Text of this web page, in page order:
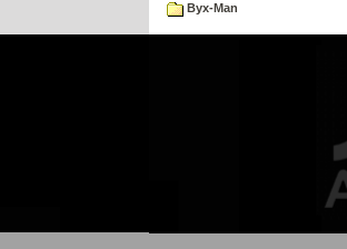
Byx-Man